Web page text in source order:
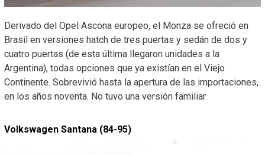
Derivado del Opel Ascona europeo, el Monza se ofreció en
Brasil en versiones hatch de tres puertas y sedán de dos y
cuatro puertas (de esta última llegaron unidades a la
Argentina), todas opciones que ya existían en el Viejo
Continente. Sobrevivió hasta la apertura de las importaciones,
en los años noventa. No tuvo una versión familiar.
Volkswagen Santana (84-95)